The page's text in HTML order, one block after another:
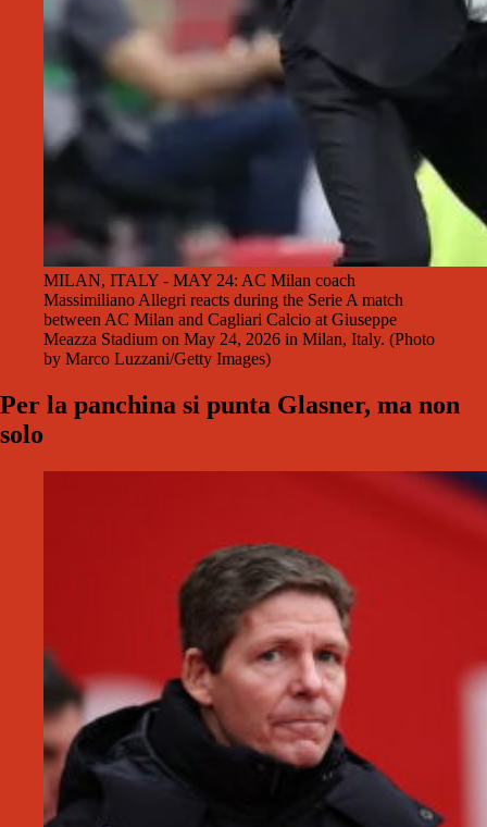
MILAN, ITALY - MAY 24: AC Milan coach
Massimiliano Allegri reacts during the Serie A match
between AC Milan and Cagliari Calcio at Giuseppe
Meazza Stadium on May 24, 2026 in Milan, Italy. (Photo
by Marco Luzzani/Getty Images)
Per la panchina si punta Glasner, ma non
solo